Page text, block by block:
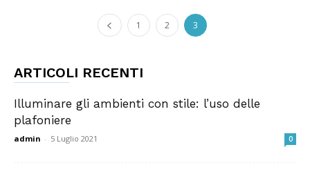
1 2 3
ARTICOLI RECENTI
Illuminare gli ambienti con stile: l’uso delle
plafoniere
admin - 5 Luglio 2021 0